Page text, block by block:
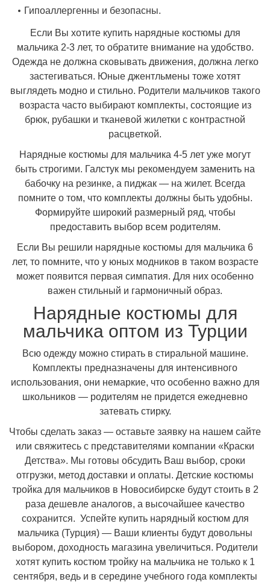
Гипоаллергенны и безопасны.
Если Вы хотите купить нарядные костюмы для
мальчика 2-3 лет, то обратите внимание на удобство.
Одежда не должна сковывать движения, должна легко
застегиваться. Юные джентльмены тоже хотят
выглядеть модно и стильно. Родители мальчиков такого
возраста часто выбирают комплекты, состоящие из
брюк, рубашки и тканевой жилетки с контрастной
расцветкой.
Нарядные костюмы для мальчика 4-5 лет уже могут
быть строгими. Галстук мы рекомендуем заменить на
бабочку на резинке, а пиджак — на жилет. Всегда
помните о том, что комплекты должны быть удобны.
Формируйте широкий размерный ряд, чтобы
предоставить выбор всем родителям.
Если Вы решили нарядные костюмы для мальчика 6
лет, то помните, что у юных модников в таком возрасте
может появится первая симпатия. Для них особенно
важен стильный и гармоничный образ.
Нарядные костюмы для
мальчика оптом из Турции
Всю одежду можно стирать в стиральной машине.
Комплекты предназначены для интенсивного
использования, они немаркие, что особенно важно для
школьников — родителям не придется ежедневно
затевать стирку.
Чтобы сделать заказ — оставьте заявку на нашем сайте
или свяжитесь с представителями компании «Краски
Детства». Мы готовы обсудить Ваш выбор, сроки
отгрузки, метод доставки и оплаты. Детские костюмы
тройка для мальчиков в Новосибирске будут стоить в 2
раза дешевле аналогов, а высочайшее качество
сохранится. Успейте купить нарядный костюм для
мальчика (Турция) — Ваши клиенты будут довольны
выбором, доходность магазина увеличиться. Родители
хотят купить костюм тройку на мальчика не только к 1
сентября, ведь и в середине учебного года комплекты